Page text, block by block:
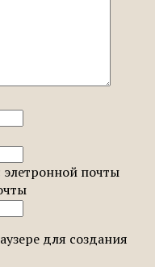
почты
для создания